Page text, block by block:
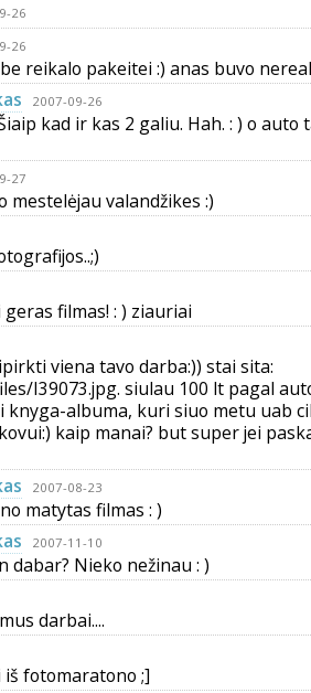
26
26
reikalo pakeitei :) anas buvo
2007-09-26
kad ir kas 2 galiu. Hah. : ) o auto
27
mestelėjau valandžikes :)
filmas! : ) ziauriai
viena tavo darba:)) stai sita:
I39073.jpg. siulau 100 lt pagal
knyga-albuma, kuri siuo metu uab
kaip manai? but super jei
2007-08-23
matytas filmas : )
2007-11-10
dabar? Nieko nežinau : )
darbai....
fotomaratono ;]